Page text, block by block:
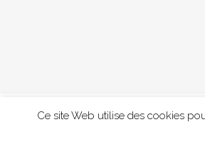
Ce site Web utilise des cookies